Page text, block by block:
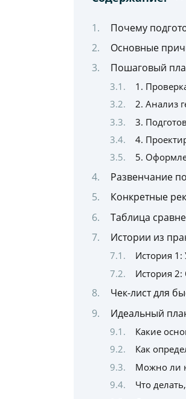
Почему
Основные
Пошаговый
1.
2. Анализ
3.
4.
5.
Развенчание
Конкретные
Таблица
Истории из
История
История
Чек-лист для
Идеальный
Какие
Как
Можно ли
Что